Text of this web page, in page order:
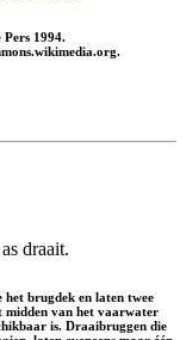
Pers 1994.
draait.
het brugdek en laten twee
midden van het vaarwater
is. Draaibruggen die